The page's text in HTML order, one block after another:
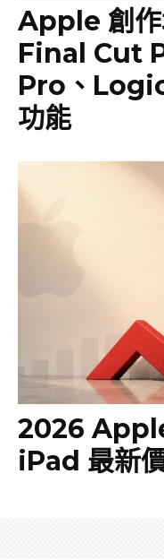
Apple 創作
Final Cut
Pro、
功能
2026
iPad 最新